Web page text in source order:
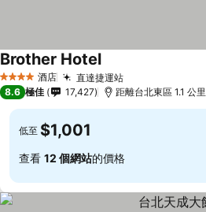
4 星級 酒店 直達捷運站
Brother Hotel
8.6 極佳 17,427 距離台北東區 1.1 公里
低至 $1,001
查看 12 個網站的價格